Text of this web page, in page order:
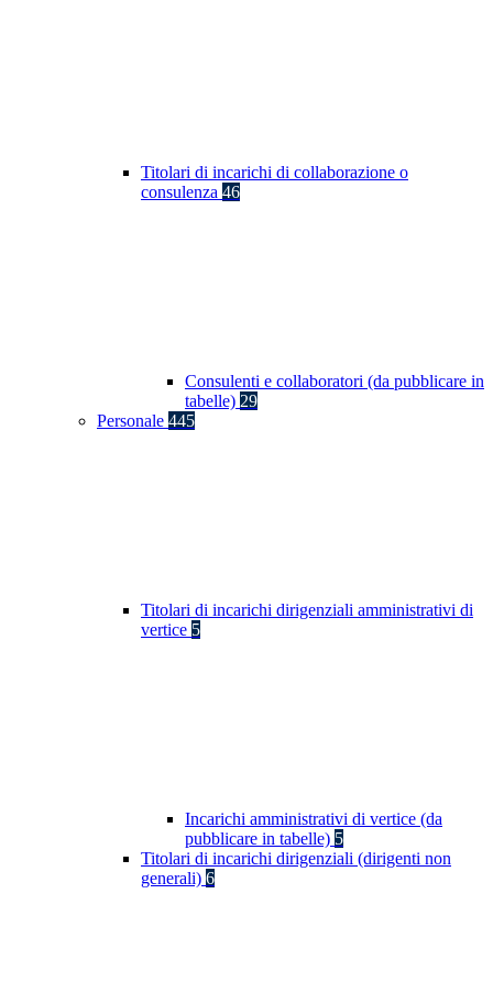
Titolari di incarichi di collaborazione o
consulenza 46
Consulenti e collaboratori (da pubblicare in
tabelle) 29
Personale 445
Titolari di incarichi dirigenziali amministrativi di
vertice 5
Incarichi amministrativi di vertice (da
pubblicare in tabelle) 5
Titolari di incarichi dirigenziali (dirigenti non
generali) 6